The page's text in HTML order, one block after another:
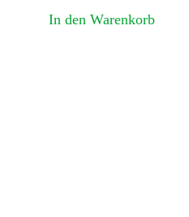
In den Warenkorb